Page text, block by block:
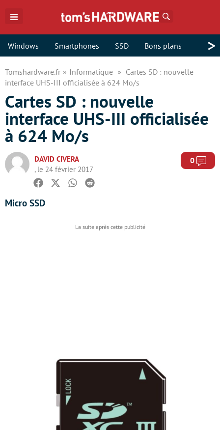
Windows Smartphones SSD Bons plans >
Tomshardware.fr Informatique
Cartes SD : nouvelle
interface UHS-III officialisée à 624 Mo/s
Cartes SD : nouvelle
interface UHS-III officialisée
à 624 Mo/s
DAVID CIVERA
, le 24 février 2017
0
Facebook
TwitterWhatsapp
Reddit
Micro SSD